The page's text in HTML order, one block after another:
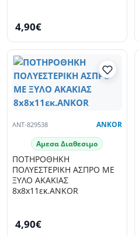
4,90€
ANT-829538 ANKOR
Αμεσα Διαθεσιμο
ΠΟΤΗΡΟΘΗΚΗ
ΠΟΛΥΕΣΤΕΡΙΚΗ ΑΣΠΡΟ ΜΕ
ΞΥΛΟ ΑΚΑΚΙΑΣ
8x8x11εκ.ANKOR
4,90€